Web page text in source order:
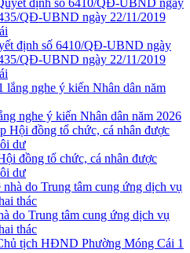
định số 6410/QĐ-UBND ngày
QĐ-UBND ngày 22/11/2019
nghe ý kiến Nhân dân năm 2026
đồng tổ chức, cá nhân được
dư
do Trung tâm cung ứng dịch vụ
thác
Phường Móng Cái 1